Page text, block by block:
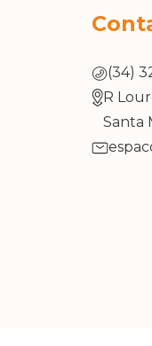
(34)
R
Santa